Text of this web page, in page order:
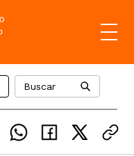
Buscar